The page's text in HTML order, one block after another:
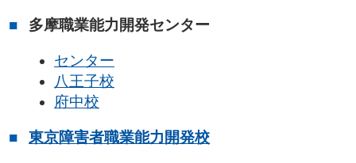
多摩職業能力開発センター
センター
八王子校
府中校
東京障害者職業能力開発校